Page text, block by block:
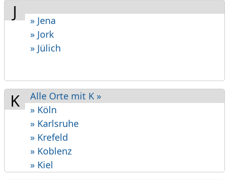
J
» Jena
» Jork
» Jülich
K
Alle Orte mit K »
» Köln
» Karlsruhe
» Krefeld
» Koblenz
» Kiel